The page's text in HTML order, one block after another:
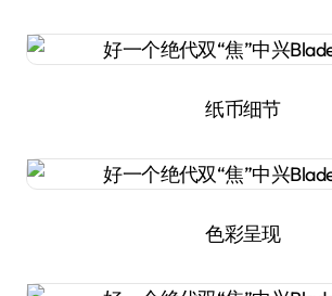
纸币细节
色彩呈现